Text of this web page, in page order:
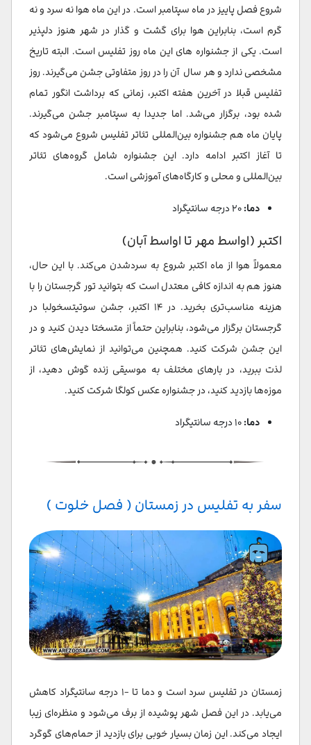
شروع فصل پاییز در ماه سپتامبر است. در این ماه هوا نه سرد و نه
گرم است، بنابراین هوا برای گشت و گذار در شهر هنوز دلپذیر
است. یکی از جشنواره های این ماه روز تفلیس است. البته تاریخ
مشخصی ندارد و هر سال آن را در روز متفاوتی جشن می‌گیرند. روز
تفلیس قبلا در آخرین هفته اکتبر، زمانی که برداشت انگور تمام
شده بود، برگزار می‌شد. اما جدیدا به سپتامبر جشن می‌گیرند.
پایان ماه هم جشنواره بین‌المللی تئاتر تفلیس شروع می‌شود که
تا آغاز اکتبر ادامه دارد. این جشنواره شامل گروه‌های تئاتر
بین‌المللی و محلی و کارگاه‌های آموزشی است.
دما:۲۰ درجه سانتیگراد
اکتبر (اواسط مهر تا اواسط آبان)
معمولاً هوا از ماه اکتبر شروع به سردشدن می‌کند. با این حال،
هنوز هم به اندازه کافی معتدل است که بتوانید تور گرجستان را با
هزینه مناسب‌تری بخرید. در ۱۴ اکتبر، جشن سوتیتسخولبا در
گرجستان برگزار می‌شود، بنابراین حتماً از متسختا دیدن کنید و در
این جشن شرکت کنید. همچنین می‌توانید از نمایش‌های تئاتر
لذت ببرید، در بارهای مختلف به موسیقی زنده گوش دهید، از
موزه‌ها بازدید کنید، در جشنواره عکس کولگا شرکت کنید.
دما:
سفر به تفلیس در زمستان ( فصل خلوت )
زمستان در تفلیس سرد است و دما تا -۱ درجه سانتیگراد کاهش
می‌یابد. در این فصل شهر پوشیده از برف می‌شود و منظره‌ای زیبا
ایجاد می‌کند. این زمان بسیار خوبی برای بازدید از حمام‌های گوگرد